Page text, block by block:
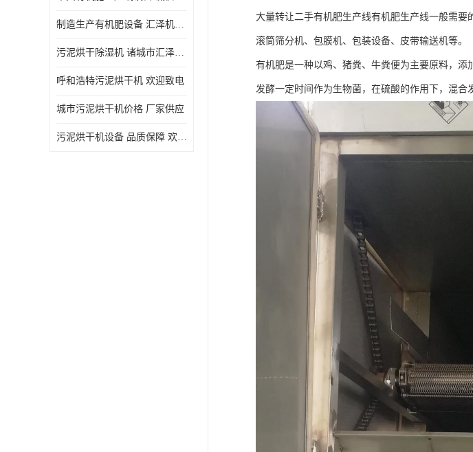
制造生产有机肥设备 汇泽机械 免费报价
污泥烘干除湿机 诸城市汇泽机械有限公司
呼和浩特污泥烘干机 欢迎致电
城市污泥烘干机价格 厂家供应
污泥烘干机设备 品质保障 欢迎咨询
大量转让二手有机肥生产线有机肥生产线一般需要
滚筒筛分机、包膜机、包装设备、皮带输送机等。
有机肥是一种以鸡、猪粪、牛粪便为主要原料，
发酵一定时间作为生物菌，在硫酸的作用下，混合